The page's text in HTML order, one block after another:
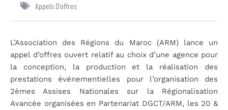
Appels D'offres
L’Association des Régions du Maroc (ARM) lance un
appel d’offres ouvert relatif au choix d’une agence pour
la conception, la production et la réalisation des
prestations événementielles pour l’organisation des
2èmes Assises Nationales sur la Régionalisation
Avancée organisées en Partenariat DGCT/ARM, les 20 &